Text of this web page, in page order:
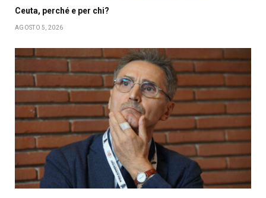
Ceuta, perché e per chi?
AGOSTO 5, 2026